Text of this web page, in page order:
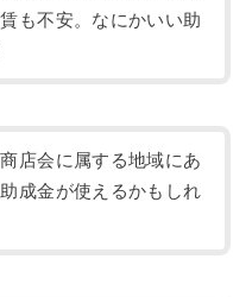
も不安。なにかいい助
店会に属する地域にあ
成金が使えるかもしれ